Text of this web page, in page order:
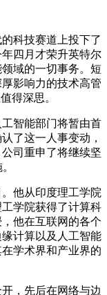
科技赛道上投下了
四月才荣升英特尔
域的一切事务。短
影响力的技术高管
得深思。
智能部门将暂由首
了这一人事变动，
司重申了将继续坚
他从印度理工学院
学院获得了计算科
他在互联网的各个
计算以及人工智能
学术界和产业界的
，先后在网络与边